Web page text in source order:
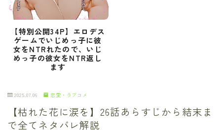
【特別公開34P】エロデス
ゲームでいじめっ子に彼
女をNTRれたので、いじ
めっ子の彼女をNTR返し
ます
2025.07.06 恋愛・ラブコメ
【枯れた花に涙を】26話あらすじから結末ま
で全てネタバレ解説